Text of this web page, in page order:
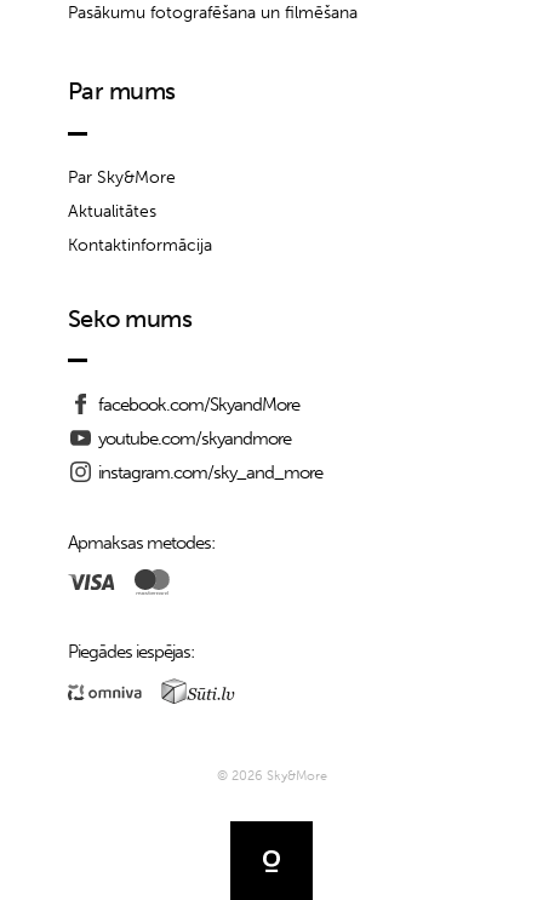
Pasākumu fotografēšana un filmēšana
Par mums
Par Sky&More
Aktualitātes
Kontaktinformācija
Seko mums
facebook.com/SkyandMore
youtube.com/skyandmore
instagram.com/sky_and_more
Apmaksas metodes:
Piegādes iespējas:
© 2026 Sky&More